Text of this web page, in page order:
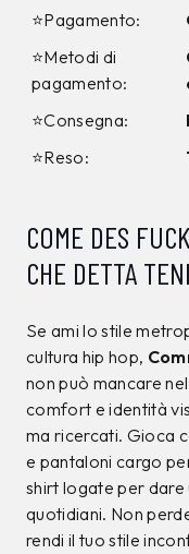
⭐Pagamento:
⭐Metodi di
pagamento:
⭐Consegna:
⭐Reso:
COME DES
CHE DETTA
Se ami lo stile
cultura hip hop,
non può mancare
comfort e identità
ma ricercati. Gioca
e pantaloni cargo
shirt logate per
quotidiani. Non
rendi il tuo stile